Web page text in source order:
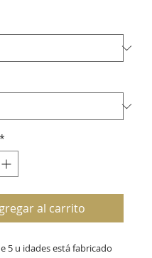
*
al carrito
5 u idades está fabricado